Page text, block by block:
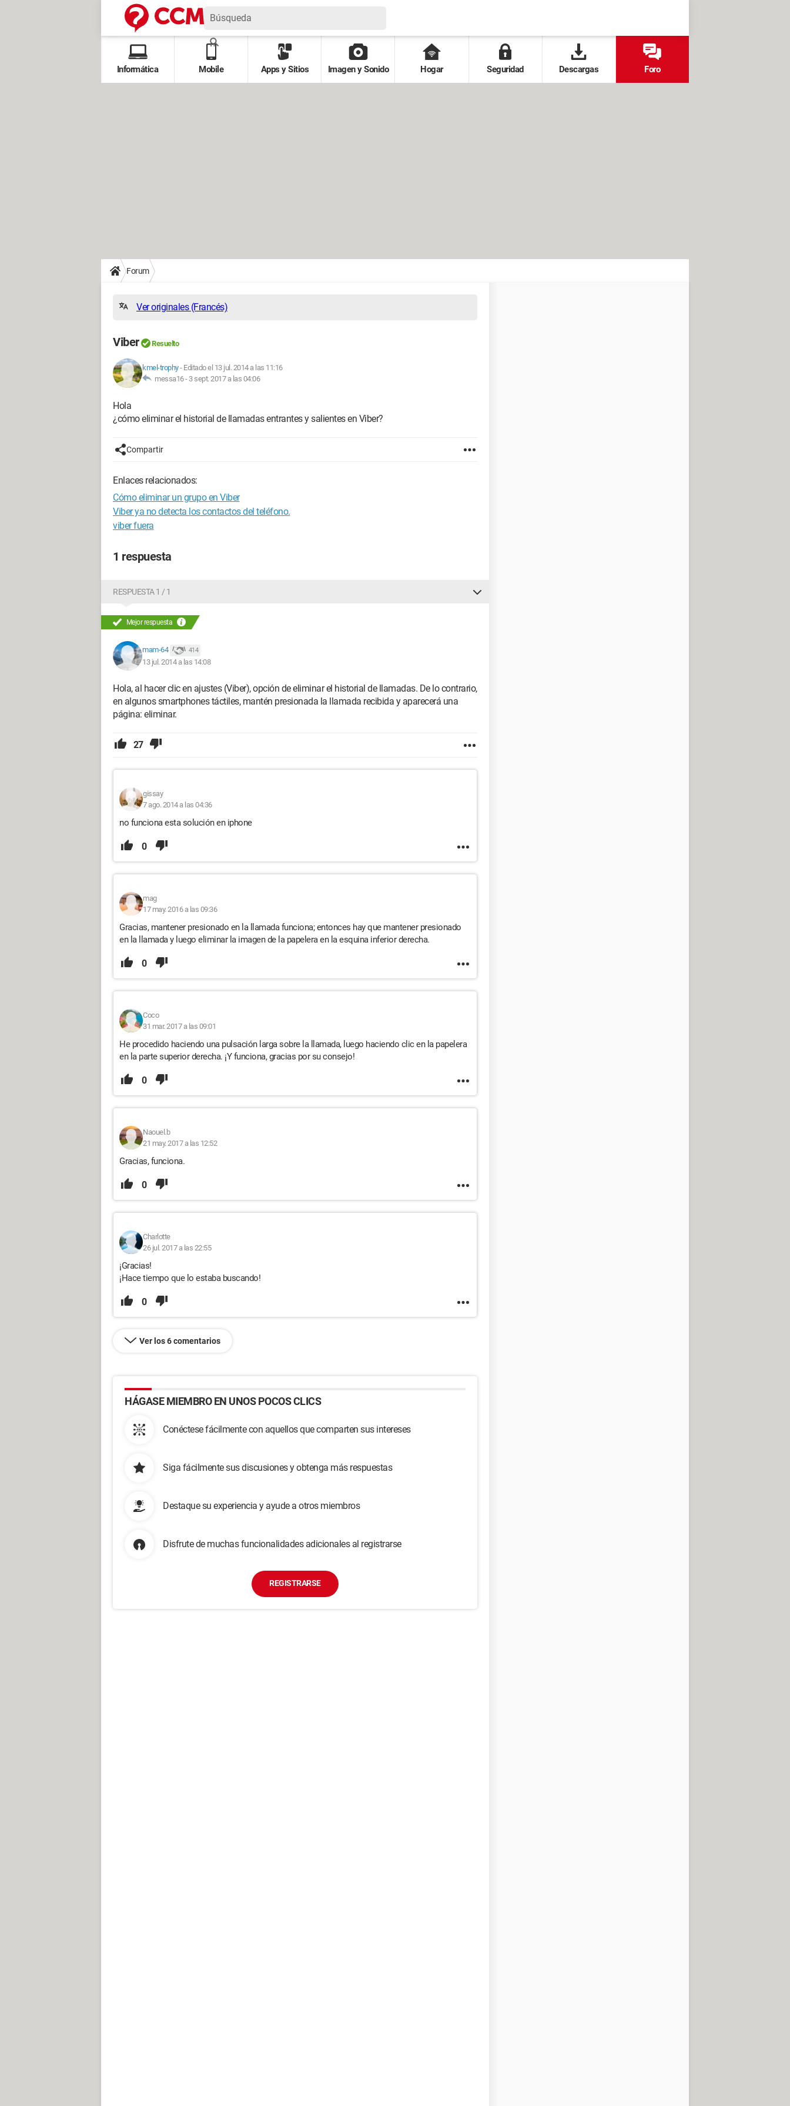
Informática Mobile Apps y Sitios Imagen y Sonido Hogar Seguridad Descargas Foro
Forum
Ver originales (Francés)
Viber Resuelto
kmel-trophy- Editado el 13 jul. 2014 a las 11:16
messa16 - 3 sept. 2017 a las 04:06
Hola
¿cómo eliminar el historial de llamadas entrantes y salientes en Viber?
Compartir
Enlaces relacionados:
Cómo eliminar un grupo en Viber
Viber ya no detecta los contactos del teléfono.
viber fuera
1 respuesta
RESPUESTA 1 / 1
Mejor respuesta
mam-64 414
13 jul. 2014 a las 14:08
Hola, al hacer clic en ajustes (Viber), opción de eliminar el historial de llamadas. De lo contrario,
en algunos smartphones táctiles, mantén presionada la llamada recibida y aparecerá una
página: eliminar.
27
gissay
7 ago. 2014 a las 04:36
no funciona esta solución en iphone
0
mag
17 may. 2016 a las 09:36
Gracias, mantener presionado en la llamada funciona; entonces hay que mantener presionado
en la llamada y luego eliminar la imagen de la papelera en la esquina inferior derecha.
0
Coco
31 mar. 2017 a las 09:01
He procedido haciendo una pulsación larga sobre la llamada, luego haciendo clic en la papelera
en la parte superior derecha. ¡Y funciona, gracias por su consejo!
0
Naouel.b
21 may. 2017 a las 12:52
Gracias, funciona.
0
Charlotte
26 jul. 2017 a las 22:55
¡Gracias!
¡Hace tiempo que lo estaba buscando!
0
Ver los 6 comentarios
HÁGASE MIEMBRO EN UNOS POCOS CLICS
Conéctese fácilmente con aquellos que comparten sus intereses
Siga fácilmente sus discusiones y obtenga más respuestas
Destaque su experiencia y ayude a otros miembros
Disfrute de muchas funcionalidades adicionales al registrarse
REGISTRARSE